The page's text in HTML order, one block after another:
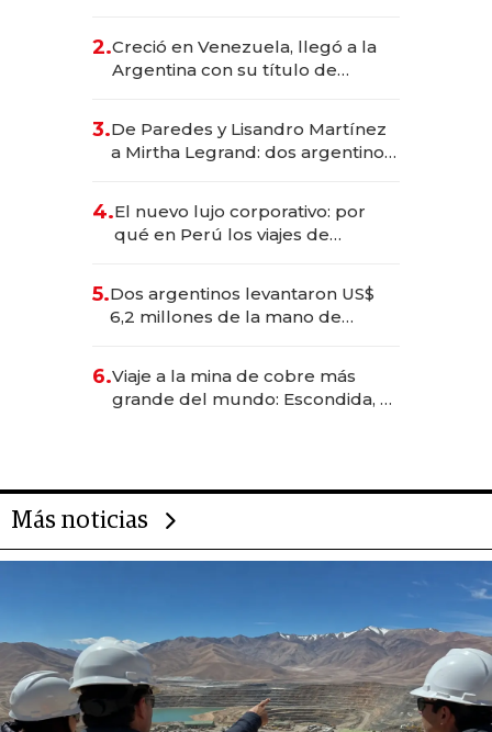
2.Creció en Venezuela, llegó a la
Argentina con su título de
las marcas "fast premium"
3.De Paredes y Lisandro Martínez
a Mirtha Legrand: dos argentinos
4.El nuevo lujo corporativo: por
qué en Perú los viajes de
para convertirse en experiencias
transformadoras
5.Dos argentinos levantaron US$
6,2 millones de la mano de
6.Viaje a la mina de cobre más
grande del mundo: Escondida, el
Más noticias